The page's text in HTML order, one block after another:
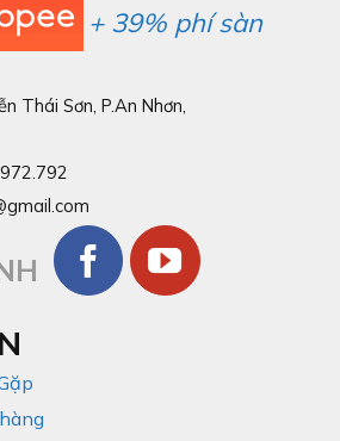
+ 39% phí sàn
Thái Sơn, P.An Nhơn,